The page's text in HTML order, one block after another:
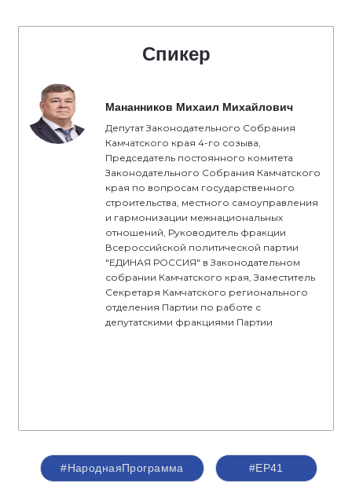
Спикер
Мананников Михаил Михайлович
Депутат Законодательного Собрания
Камчатского края 4-го созыва,
Председатель постоянного комитета
Законодательного Собрания Камчатского
края по вопросам государственного
строительства, местного самоуправления
и гармонизации межнациональных
отношений, Руководитель фракции
Всероссийской политической партии
"ЕДИНАЯ РОССИЯ" в Законодательном
собрании Камчатского края, Заместитель
Секретаря Камчатского регионального
отделения Партии по работе с
депутатскими фракциями Партии
#НароднаяПрограмма #ЕР41